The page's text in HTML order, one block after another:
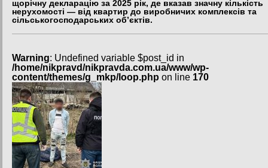
щорічну декларацію за 2025 рік, де вказав значну кількість
нерухомості — від квартир до виробничих комплексів та
сільськогосподарських об’єктів.
Warning: Undefined variable $post_id in
/home/nikpravd/nikpravda.com.ua/www/wp-
content/themes/g_mkp/loop.php on line 170